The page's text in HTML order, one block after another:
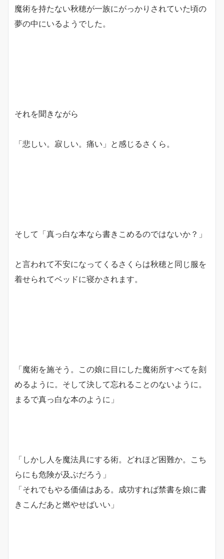
魔術を持たない秋穂が一族にがっかりされていた頃の
夢の中にいるようでした。
それを聞きながら
「悲しい。寂しい。痛い」と感じるさくら。
そして「真っ白な本なら書きこめるのではないか？」
と言われて不安になってくるさくらは秋穂と同じ服を
着せられてベッドに寝かされます。
「魔術を施そう。この娘に目にした魔術所すべてを刻
めるように。そして決して忘れることのないように。
まるで真っ白な本のように」
「しかし人を魔法具にする術。どれほど困難か。こち
らにも危険が及ぶだろう」
「それでもやる価値はある。成功すれば禁書を娘に書
きこんだあと燃やせばいい」